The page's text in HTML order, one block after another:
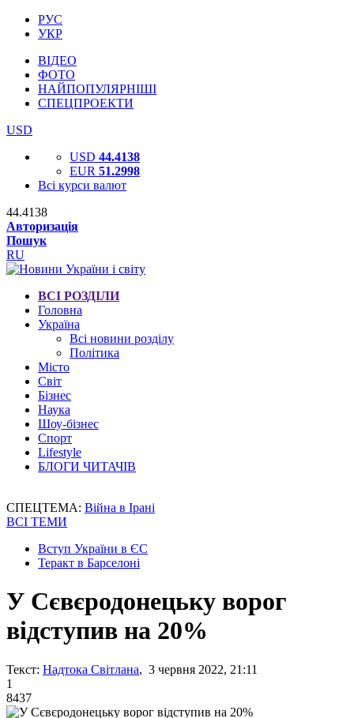
РУС
УКР
ВІДЕО
ФОТО
НАЙПОПУЛЯРНІШІ
СПЕЦПРОЕКТИ
USD
USD 44.4138
EUR 51.2998
Всі курси валют
44.4138
Авторизація
Пошук
RU
ВСІ РОЗДІЛИ
Головна
Україна
Всі новини розділу
Політика
Місто
Світ
Бізнес
Наука
Шоу-бізнес
Спорт
Lifestyle
БЛОГИ ЧИТАЧІВ
СПЕЦТЕМА: Війна в Ірані
ВСІ ТЕМИ
Вступ України в ЄС
Теракт в Барселоні
У Сєвєродонецьку ворог
відступив на 20%
Текст: Надтока Світлана, 3 червня 2022, 21:11
1
8437